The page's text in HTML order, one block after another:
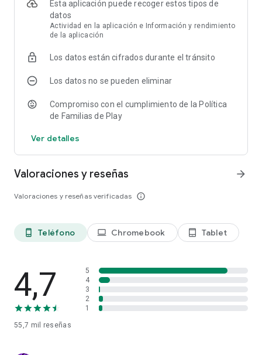
* Para utilizar Creative Print con una conexión Wi-Fi Direct,
debe permitir que la aplicación utilice los servicios de
ubicación del dispositivo. Esto permitirá a Creative Print
buscar Conexiones inalámbricas; los datos de ubicación no
serán almacenados.
Agradecemos tu opinión.Lamentablemente no podemos
responder a tu email.
En el siguiente sitio web se indican las impresoras
compatibles.
https://support.epson.net/appinfo/creative/list/es
Visite el siguiente sitio web para comprobar el acuerdo de
https://support.epson.net/terms/ijp/swinfo.php?id=7020
Esta aplicación puede recoger estos tipos de
datos
Actividad en la aplicación e Información y rendimiento
de la aplicación
Los datos están cifrados durante el tránsito
Los datos no se pueden eliminar
Compromiso con el cumplimiento de la Política
de Familias de Play
Ver detalles
Valoraciones y reseñas
Valoraciones y reseñas verificadas info_outline
arrow_forward
phone_android Teléfono laptop Chromebook tablet_android Tablet
4,7
55,7 mil reseñas
5
4
3
2
1